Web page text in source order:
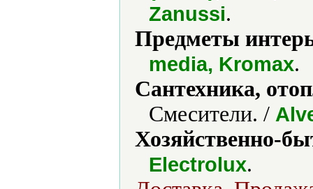
Zanussi.
Предметы
media, Kromax.
Сантехника,
Смесители. /
Хозяйственно-
Electrolux.